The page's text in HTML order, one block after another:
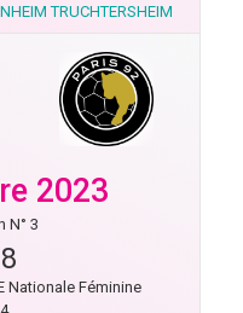
TRUCHTERSHEIM
2023
N° 3
Nationale Féminine